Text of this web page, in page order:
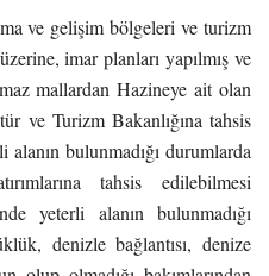
ve gelişim bölgeleri ve turizm
imar planları yapılmış ve
mallardan Hazineye ait olan
ve Turizm Bakanlığına tahsis
bulunmadığı durumlarda
tahsis edilebilmesi
yeterli alanın bulunmadığı
denizle bağlantısı, denize